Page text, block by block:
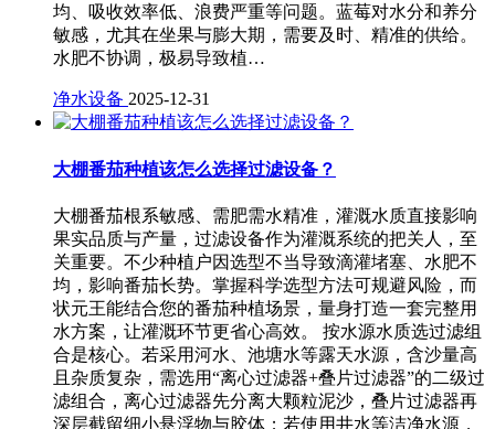
均、吸收效率低、浪费严重等问题。蓝莓对水分和养分
敏感，尤其在坐果与膨大期，需要及时、精准的供给。
水肥不协调，极易导致植…
净水设备 2025-12-31
大棚番茄种植该怎么选择过滤设备？
大棚番茄根系敏感、需肥需水精准，灌溉水质直接影响
果实品质与产量，过滤设备作为灌溉系统的把关人，至
关重要。不少种植户因选型不当导致滴灌堵塞、水肥不
均，影响番茄长势。掌握科学选型方法可规避风险，而
状元王能结合您的番茄种植场景，量身打造一套完整用
水方案，让灌溉环节更省心高效。 按水源水质选过滤组
合是核心。若采用河水、池塘水等露天水源，含沙量高
且杂质复杂，需选用“离心过滤器+叠片过滤器”的二级过
滤组合，离心过滤器先分离大颗粒泥沙，叠片过滤器再
深层截留细小悬浮物与胶体；若使用井水等洁净水源，